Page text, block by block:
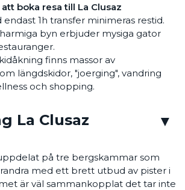
boka resa till La Clusaz
endast 1h transfer minimeras restid.
byn erbjuder mysiga gator
finns massor av
längdskidor, "joerging", vandring
och shopping.
La Clusaz
på tre bergskammar som
med ett brett utbud av pister i
är väl sammankopplat det tar inte